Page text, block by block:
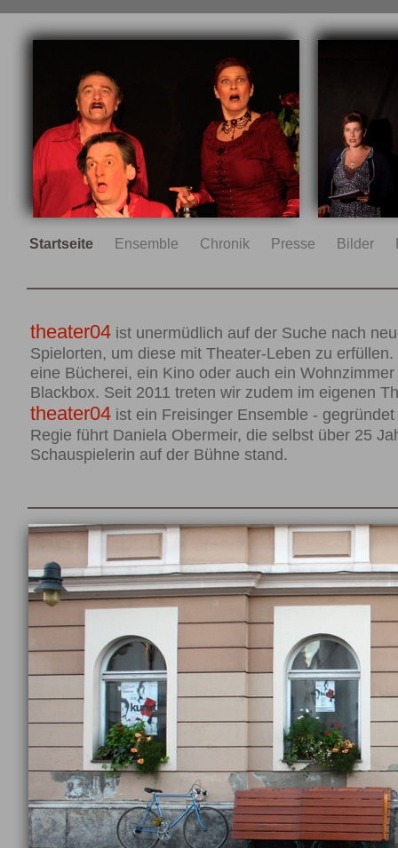
Startseite Ensemble Chronik Presse Bilder
theater04 ist unermüdlich auf der Suche nach
Spielorten, um diese mit Theater-Leben zu
eine Bücherei, ein Kino oder auch ein
Blackbox. Seit 2011 treten wir zudem im eigenen
theater04 ist ein Freisinger Ensemble -
Regie führt Daniela Obermeir, die selbst über 25
Schauspielerin auf der Bühne stand.